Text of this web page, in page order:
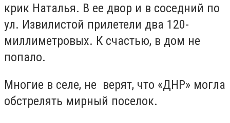
крик Наталья. В ее двор и в соседний по
ул. Извилистой прилетели два 120-
миллиметровых. К счастью, в дом не
попало.
Многие в селе, не верят, что «ДНР» могла
обстрелять мирный поселок.